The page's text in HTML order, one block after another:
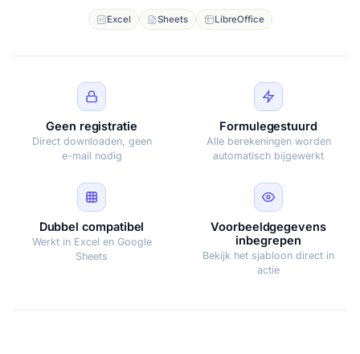
Excel Sheets LibreOffice
Geen registratie
Direct downloaden, geen
e-mail nodig
Formulegestuurd
Alle berekeningen worden
automatisch bijgewerkt
Dubbel compatibel
Werkt in Excel en Google
Sheets
Voorbeeldgegevens
inbegrepen
Bekijk het sjabloon direct in
actie